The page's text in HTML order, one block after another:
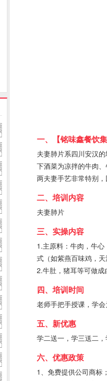
一、【铭味鑫餐饮
夫妻肺片系四川安汉
下酒菜为凉拌的牛肉
两夫妻手艺非常特别
二、培训内容
夫妻肺片
三、实操内容
1.主原料：牛肉，牛
式（如紫燕百味鸡，
2.牛肚，猪耳等可做成
四、培训时间
老师手把手授课，学
五、新优惠
学二送一，学三送二
六、优惠政策
1、免费提供公司商标